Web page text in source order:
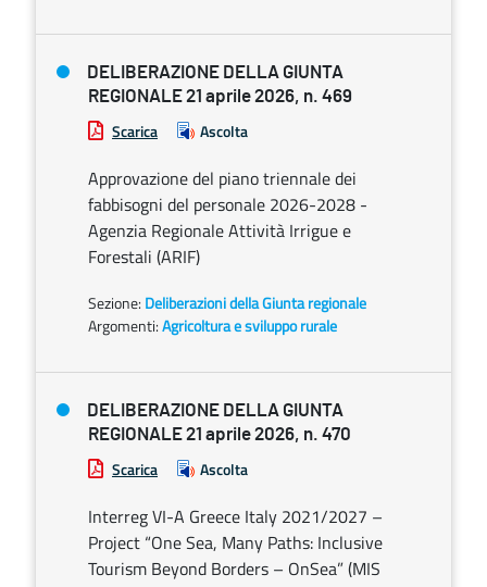
DELIBERAZIONE DELLA GIUNTA
REGIONALE 21 aprile 2026, n. 469
Scarica Ascolta
Approvazione del piano triennale dei
fabbisogni del personale 2026-2028 -
Agenzia Regionale Attività Irrigue e
Forestali (ARIF)
Sezione: Deliberazioni della Giunta regionale
Argomenti:Agricoltura e sviluppo rurale
DELIBERAZIONE DELLA GIUNTA
REGIONALE 21 aprile 2026, n. 470
Scarica Ascolta
Interreg VI-A Greece Italy 2021/2027 –
Project “One Sea, Many Paths: Inclusive
Tourism Beyond Borders – OnSea” (MIS